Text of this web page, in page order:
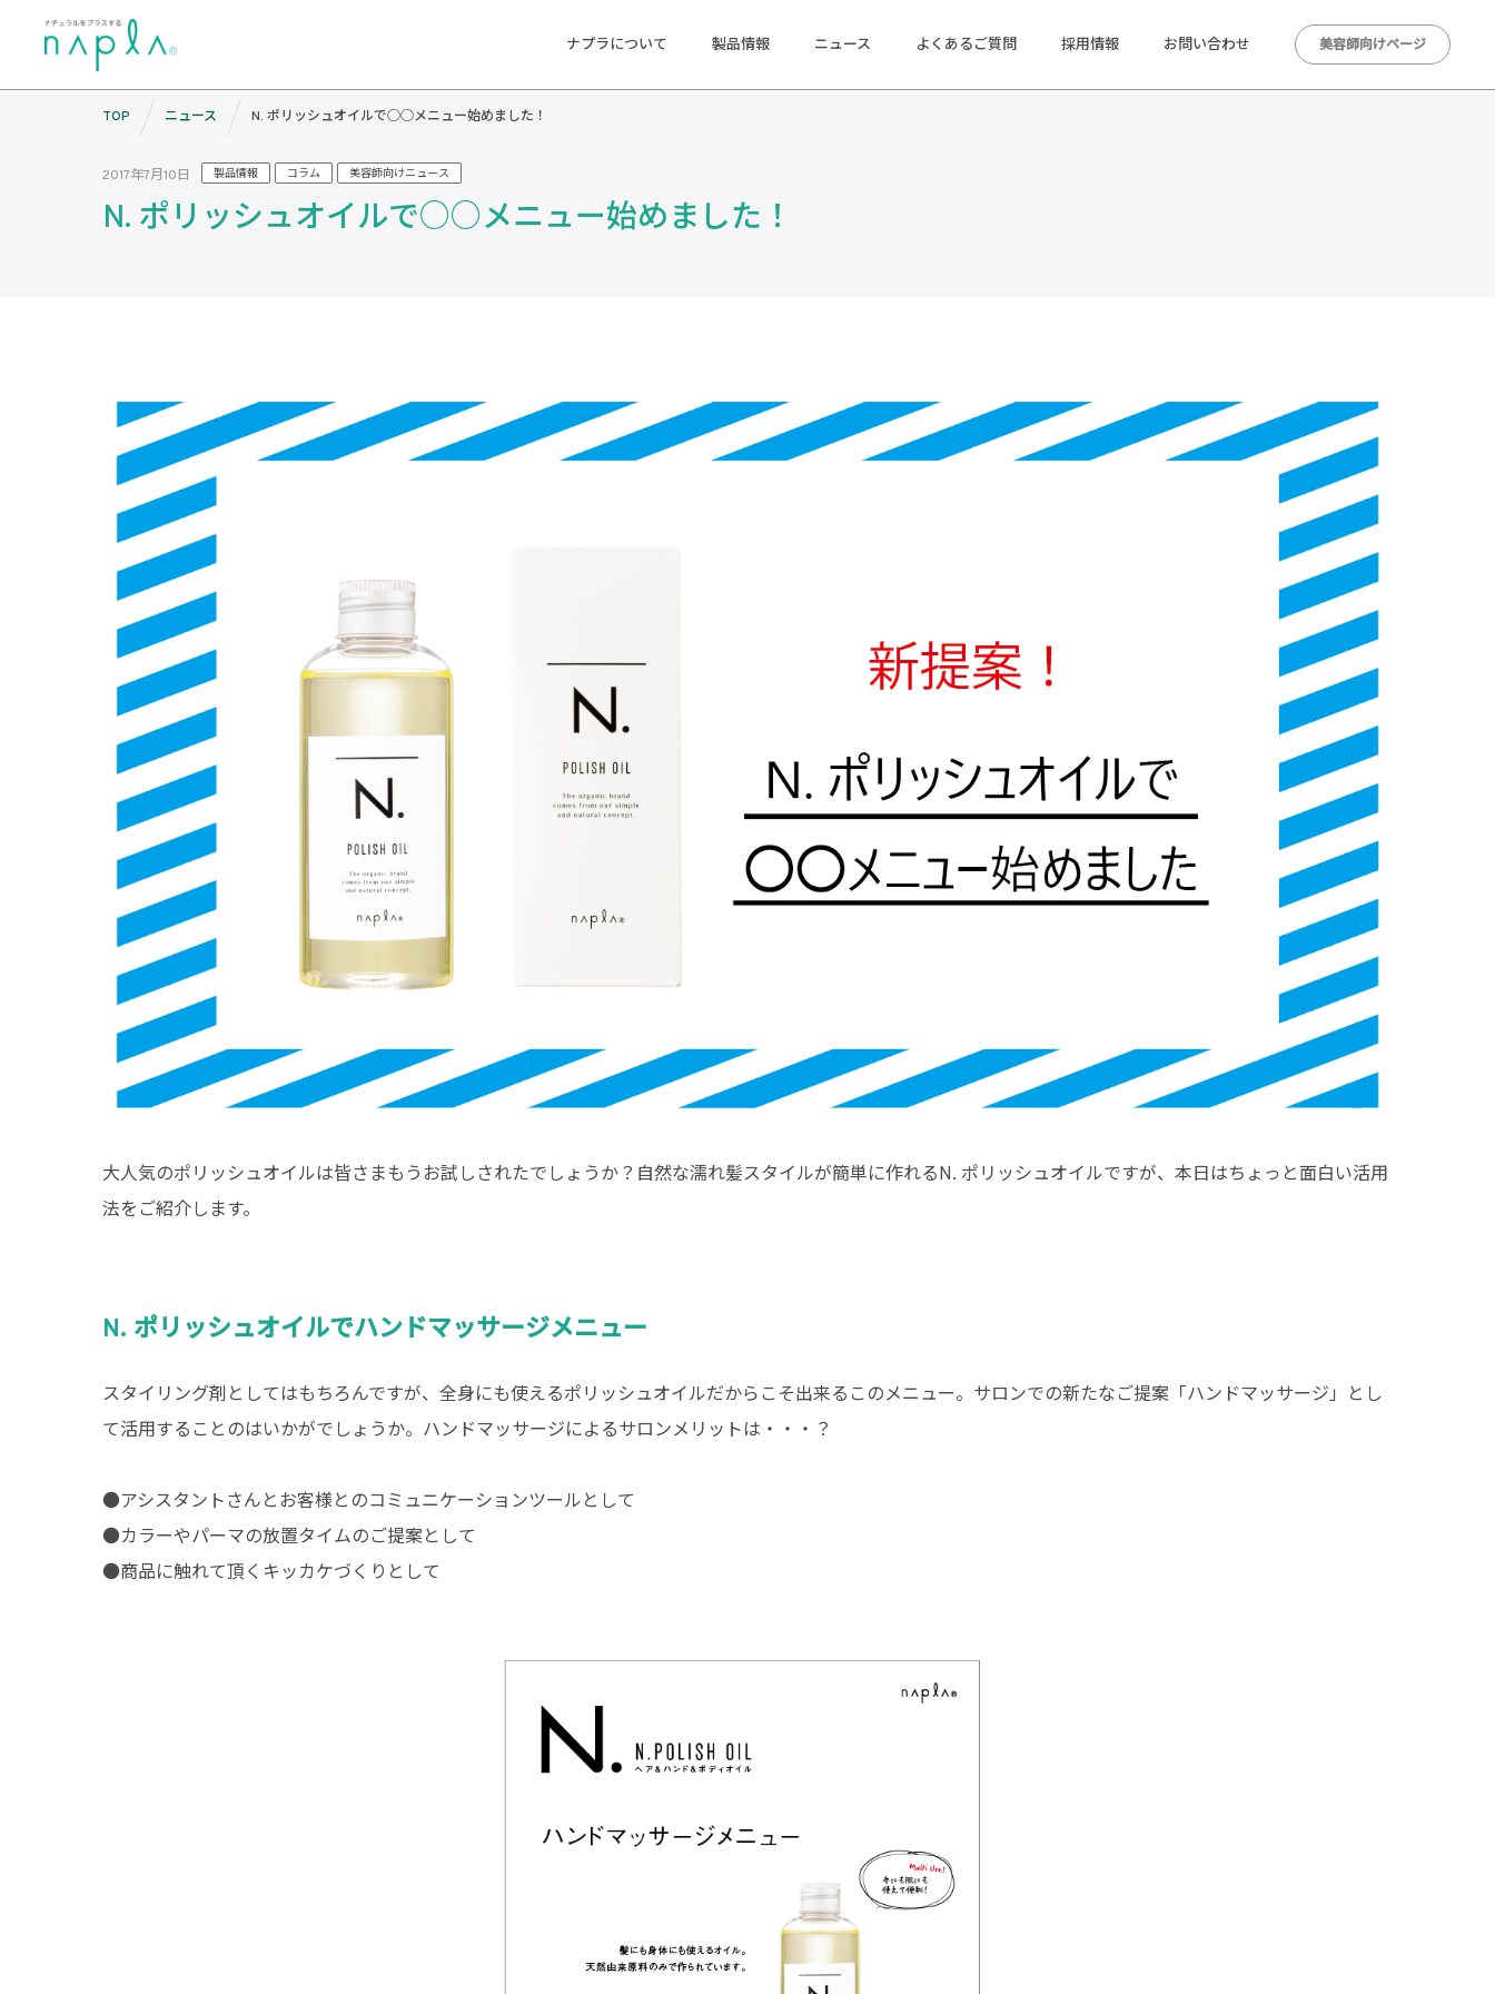
ナプラについて 製品情報 ニュース よくあるご質問 採用情報 お問い合わせ 美容師向けページ
2017年7月10日 製品情報 コラム 美容師向けニュース
N. ポリッシュオイルで○○メニュー始めました！
大人気のポリッシュオイルは皆さまもうお試しされたでしょうか？自然な濡れ髪スタイルが簡単に作れるN. ポリッシュオイルですが、本日はちょっと面白い活用
法をご紹介します。
N. ポリッシュオイルでハンドマッサージメニュー
スタイリング剤としてはもちろんですが、全身にも使えるポリッシュオイルだからこそ出来るこのメニュー。サロンでの新たなご提案「ハンドマッサージ」とし
て活用することのはいかがでしょうか。ハンドマッサージによるサロンメリットは・・・？
●アシスタントさんとお客様とのコミュニケーションツールとして
●カラーやパーマの放置タイムのご提案として
●商品に触れて頂くキッカケづくりとして
TOP ニュース N. ポリッシュオイルで○○メニュー始めました！